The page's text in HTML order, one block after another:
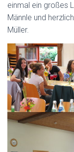
einmal ein großes
Männle und
Müller.